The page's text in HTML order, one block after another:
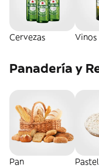
Cervezas Vinos
Panadería y
Pan